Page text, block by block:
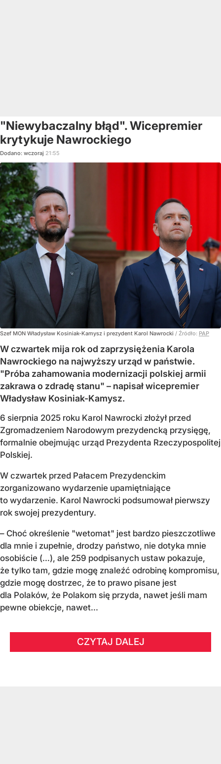
"Niewybaczalny błąd". Wicepremier
krytykuje Nawrockiego
Dodano: wczoraj 21:55
Szef MON Władysław Kosiniak-Kamysz i prezydent Karol Nawrocki / Źródło: PAP
W czwartek mija rok od zaprzysiężenia Karola
Nawrockiego na najwyższy urząd w państwie.
"Próba zahamowania modernizacji polskiej armii
zakrawa o zdradę stanu" – napisał wicepremier
Władysław Kosiniak-Kamysz.
6 sierpnia 2025 roku Karol Nawrocki złożył przed
Zgromadzeniem Narodowym prezydencką przysięgę,
formalnie obejmując urząd Prezydenta Rzeczypospolitej
Polskiej.
W czwartek przed Pałacem Prezydenckim
zorganizowano wydarzenie upamiętniające
to wydarzenie. Karol Nawrocki podsumował pierwszy
rok swojej prezydentury.
– Choć określenie "wetomat" jest bardzo pieszczotliwe
dla mnie i zupełnie, drodzy państwo, nie dotyka mnie
osobiście (…), ale 259 podpisanych ustaw pokazuje,
że tylko tam, gdzie mogę znaleźć odrobinę kompromisu,
gdzie mogę dostrzec, że to prawo pisane jest
dla Polaków, że Polakom się przyda, nawet jeśli mam
pewne obiekcje, nawet...
CZYTAJ DALEJ